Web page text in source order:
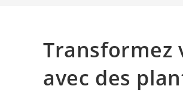
Transformez
avec des